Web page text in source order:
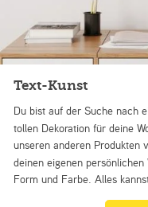
Text-Kunst
Du bist auf der Suche nach
tollen Dekoration für deine
unseren anderen Produkten
deinen eigenen
Form und Farbe. Alles